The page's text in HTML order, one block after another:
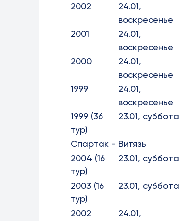
2002
24.01,
воскресенье
2001
24.01,
воскресенье
2000
24.01,
воскресенье
1999
24.01,
воскресенье
1999 (36
тур)
23.01, суббота
Спартак - Витязь
2004 (16
тур)
23.01, суббота
2003 (16
тур)
23.01, суббота
2002
24.01,